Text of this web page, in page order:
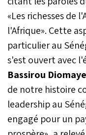
«Les richesses de
l'Afrique». Cette
particulier au
s'est ouvert avec
Bassirou
de notre histoire
leadership au
engagé pour un